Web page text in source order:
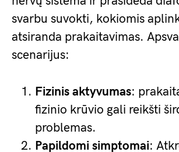
svarbu suvokti, kokiomis
atsiranda prakaitavimas.
scenarijus:
Fizinis aktyvumas:
fizinio krūvio gali reikšti
problemas.
Papildomi simptomai: